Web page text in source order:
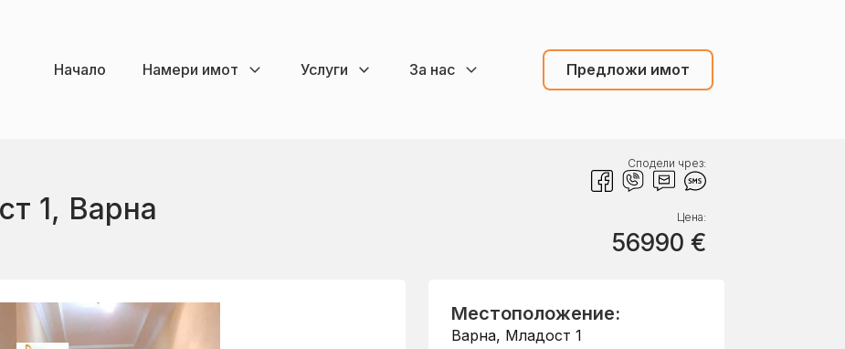
Начало Намери имот Услуги За нас Предложи имот
1, Варна
Сподели чрез:
Цена:
56990 €
Местоположение:
Варна, Младост 1